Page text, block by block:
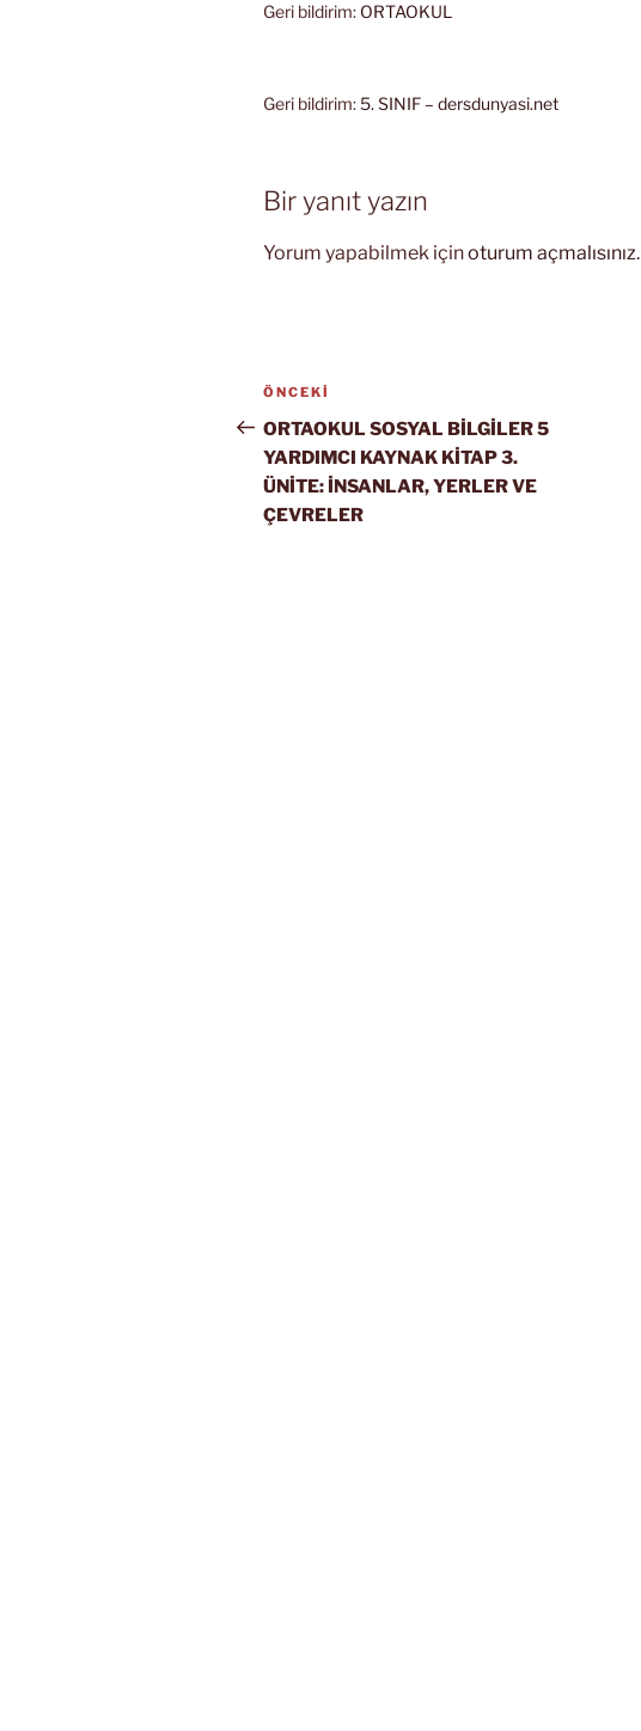
Geri bildirim: ORTAOKUL
Geri bildirim:5. SINIF – dersdunyasi.net
Bir yanıt yazın
Yorum yapabilmek içinoturum açmalısınız.
Yazı
gezinmesi
Önceki
Yazı
ÖNCEKI
ORTAOKUL SOSYAL BİLGİLER 5
YARDIMCI KAYNAK KİTAP 3.
ÜNİTE: İNSANLAR, YERLER VE
ÇEVRELER